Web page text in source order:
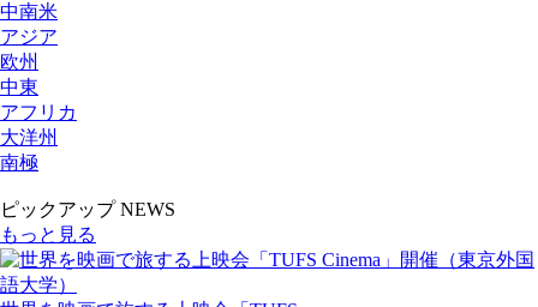
中南米
アジア
欧州
中東
アフリカ
大洋州
南極
ピックアップ NEWS
もっと見る